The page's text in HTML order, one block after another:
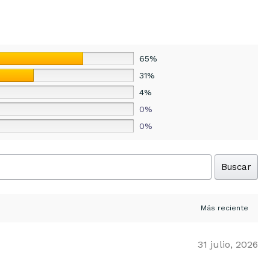
65%
31%
4%
0%
0%
Buscar
31 julio, 2026